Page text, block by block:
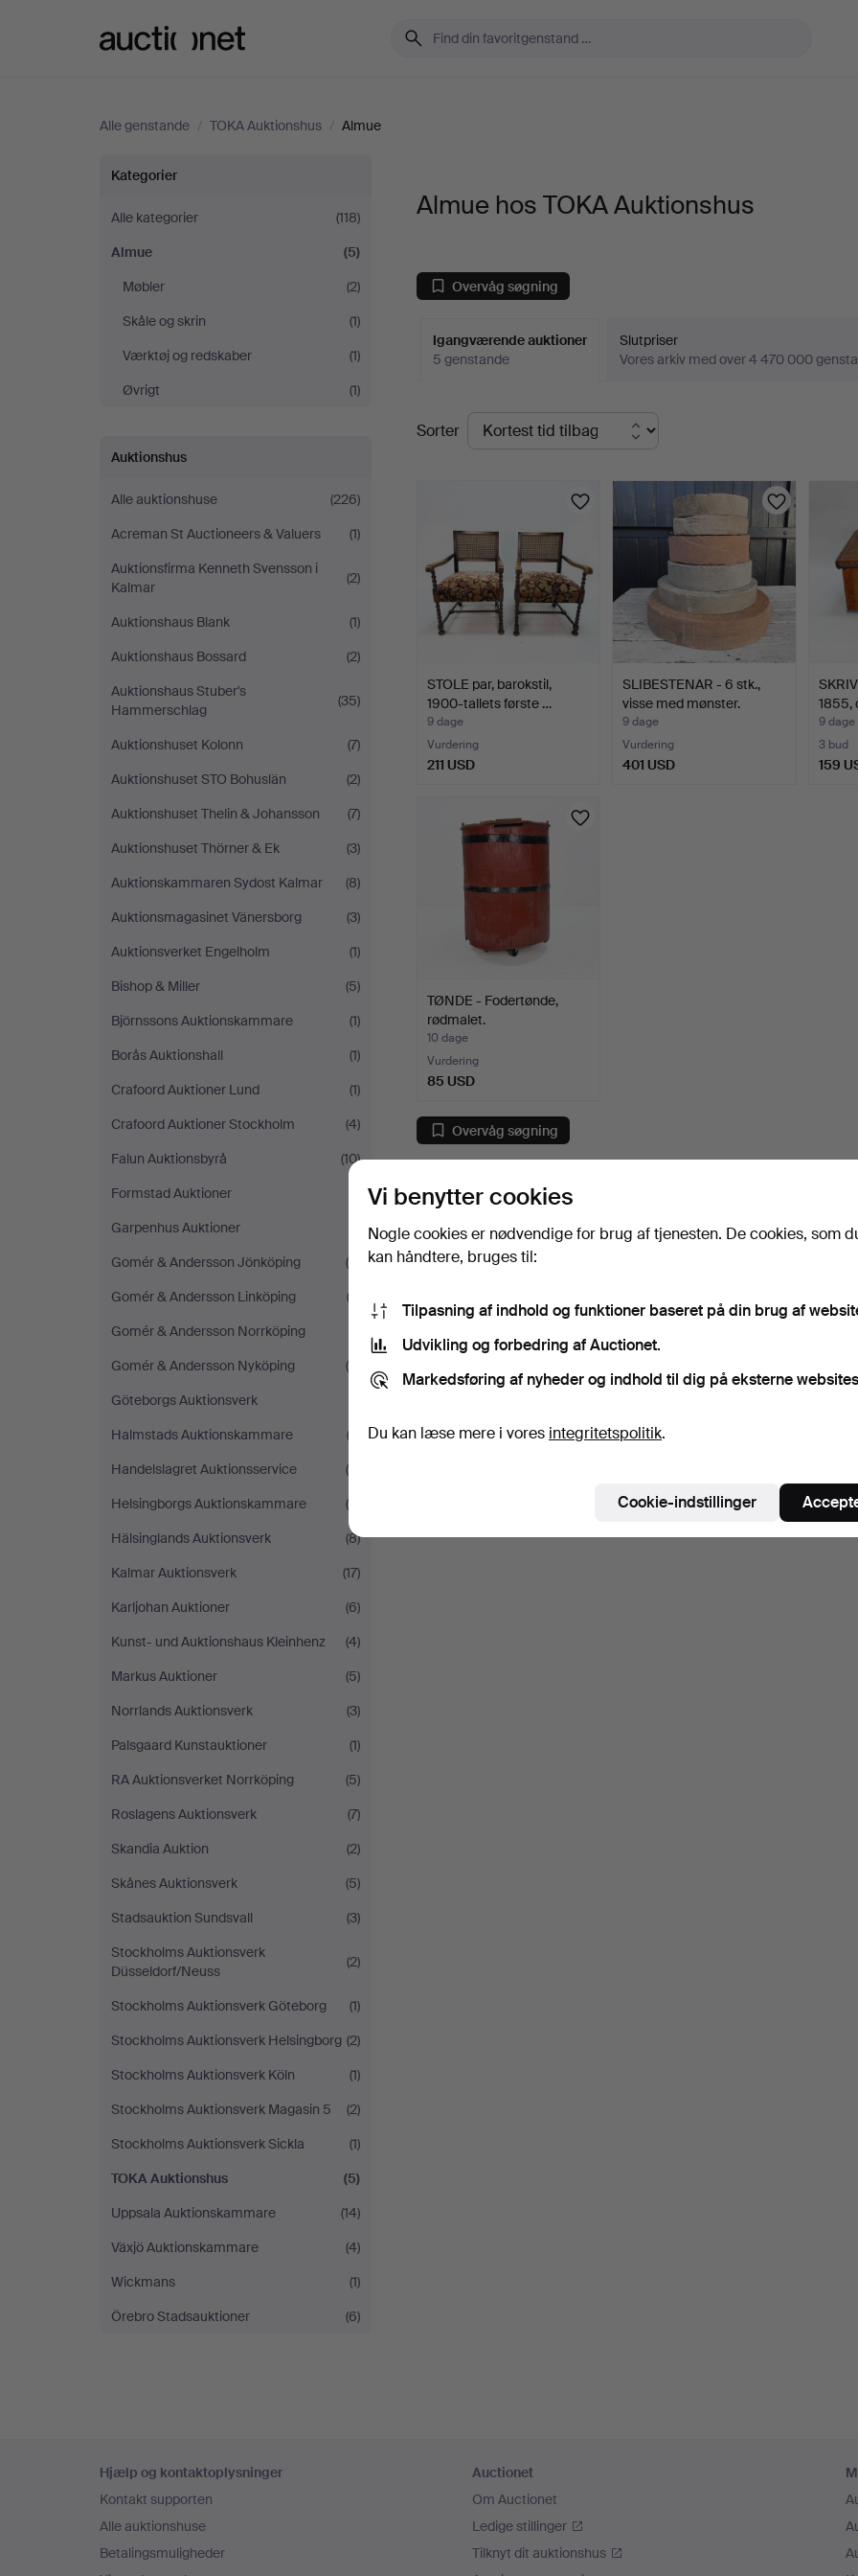
Alle genstande / TOKA Auktionshus / Almue
Almue
hos
TOKA
Auktionshus
Kategorier
Alle kategorier
(118)
Almue
(5)
Møbler
(2)
Skåle og skrin
(1)
Værktøj og redskaber
(1)
Øvrigt
(1)
Auktionshus
Alle auktionshuse
(226)
Acreman St Auctioneers & Valuers
(1)
Auktionsfirma Kenneth Svensson i
Kalmar
(2)
Auktionshaus Blank
(1)
Auktionshaus Bossard
(2)
Auktionshaus Stuber's
Hammerschlag
(35)
Auktionshuset Kolonn
(7)
Auktionshuset STO Bohuslän
(2)
Auktionshuset Thelin & Johansson
(7)
Auktionshuset Thörner & Ek
(3)
Auktionskammaren Sydost Kalmar
(8)
Auktionsmagasinet Vänersborg
(3)
Auktionsverket Engelholm
(1)
Bishop & Miller
(5)
Björnssons Auktionskammare
(1)
Borås Auktionshall
(1)
Crafoord Auktioner Lund
(1)
Crafoord Auktioner Stockholm
(4)
Falun Auktionsbyrå
(10)
Formstad Auktioner
Garpenhus Auktioner
Gomér & Andersson Jönköping
(6)
Gomér & Andersson Linköping
(2)
Gomér & Andersson Norrköping
Gomér & Andersson Nyköping
(4)
Göteborgs Auktionsverk
Halmstads Auktionskammare
(3)
Handelslagret Auktionsservice
(4)
Helsingborgs Auktionskammare
(4)
Hälsinglands Auktionsverk
(8)
Kalmar Auktionsverk
(17)
Karljohan Auktioner
(6)
Kunst- und Auktionshaus Kleinhenz
(4)
Markus Auktioner
(5)
Norrlands Auktionsverk
(3)
Palsgaard Kunstauktioner
(1)
RA Auktionsverket Norrköping
(5)
Roslagens Auktionsverk
(7)
Skandia Auktion
(2)
Skånes Auktionsverk
(5)
Stadsauktion Sundsvall
(3)
Stockholms Auktionsverk
Düsseldorf/Neuss
(2)
Stockholms Auktionsverk Göteborg
(1)
Stockholms Auktionsverk Helsingborg (2)
Stockholms Auktionsverk Köln
(1)
Stockholms Auktionsverk Magasin 5
(2)
Stockholms Auktionsverk Sickla
(1)
TOKA Auktionshus
(5)
Uppsala Auktionskammare
(14)
Växjö Auktionskammare
(4)
Wickmans
(1)
Örebro Stadsauktioner
(6)
Almue hos TOKA Auktionshus
Overvåg søgning
Igangværende auktioner
5 genstande
Slutpriser
Vores arkiv med over 4 470 000
Igangværende
auktioner
Sorter
STOLE par, barokstil,
1900-tallets første …
9 dage
Vurdering
211 USD
SLIBESTENAR - 6 stk.,
visse med mønster.
9 dage
Vurdering
401 USD
1855,
9 dage
3 bud
159
TØNDE - Fodertønde,
rødmalet.
10 dage
Vurdering
85 USD
Overvåg søgning
Hjælp og kontaktoplysninger
Kontakt supporten
Alle auktionshuse
Betalingsmuligheder
Auctionet
Om Auctionet
Ledige stillinger
Tilknyt dit auktionshus
Vi benytter cookies
Nogle cookies er nødvendige for brug af tjenesten. De cookies, som
kan håndtere, bruges til:
Tilpasning af indhold og funktioner baseret på din brug af
Udvikling og forbedring af Auctionet.
Markedsføring af nyheder og indhold til dig på eksterne
Du kan læse mere i vores integritetspolitik.
Cookie-indstillinger